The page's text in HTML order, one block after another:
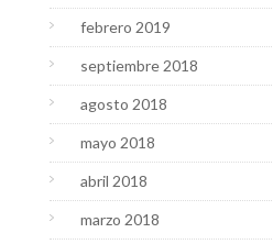
febrero 2019
septiembre 2018
agosto 2018
mayo 2018
abril 2018
marzo 2018